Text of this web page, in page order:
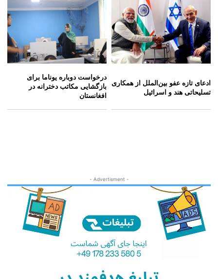
ادعای تازه عفو بین‌الملل از همکاری
تسلیحاتی هند و اسرائیل
درخواست دوباره یوناما برای
بازگشایی مکاتب دخترانه در
افغانستان
- Advertisment -